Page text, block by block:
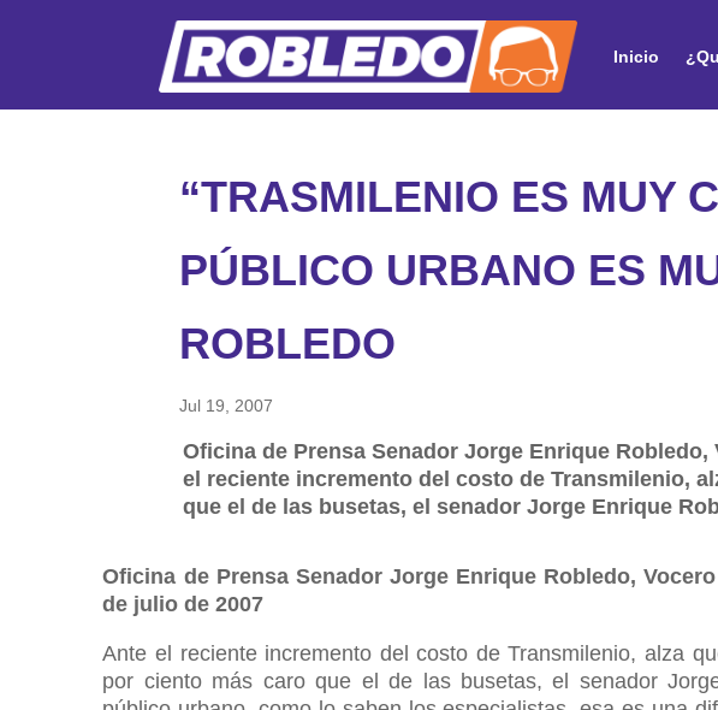
Inicio
“TRASMILENIO ES MUY
PÚBLICO URBANO ES
ROBLEDO
Jul 19, 2007
Oficina de Prensa Senador Jorge Enrique
el reciente incremento del costo de Transmilenio,
que el de las busetas, el senador Jorge Enrique
Oficina de Prensa Senador Jorge Enrique Robledo,
de julio de 2007
Ante el reciente incremento del costo de Transmilenio, alza
por ciento más caro que el de las busetas, el senador